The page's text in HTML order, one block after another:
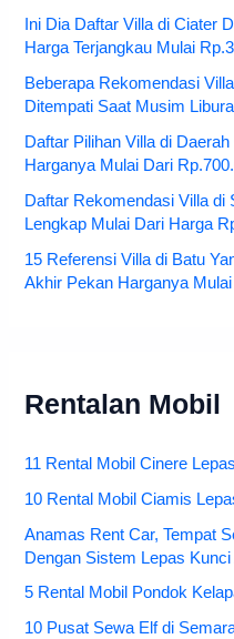
Ini Dia Daftar Villa di Ciater
Harga Terjangkau Mulai
Beberapa Rekomendasi
Ditempati Saat Musim
Daftar Pilihan Villa di
Harganya Mulai Dari
Daftar Rekomendasi Villa di
Lengkap Mulai Dari Harga
15 Referensi Villa di Batu
Akhir Pekan Harganya
Rentalan Mobil
11 Rental Mobil Cinere
10 Rental Mobil Ciamis
Anamas Rent Car, Tempat
Dengan Sistem Lepas
5 Rental Mobil Pondok
10 Pusat Sewa Elf di